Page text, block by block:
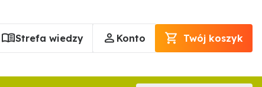
Strefa wiedzy Konto Twój koszyk